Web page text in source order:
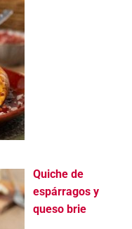
Quiche de
espárragos y
queso brie